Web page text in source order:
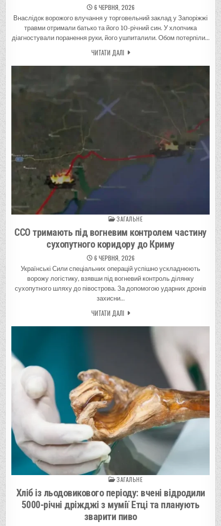
6 ЧЕРВНЯ, 2026
Внаслідок ворожого влучання у торговельний заклад у Запоріжжі
травми отримали батько та його 10-річний син. У хлопчика
діагностували поранення руки, його ушпиталили. Обом потерпіли…
ЧИТАТИ ДАЛІ
ЗАГАЛЬНЕ
ССО тримають під вогневим контролем частину
сухопутного коридору до Криму
6 ЧЕРВНЯ, 2026
Українські Сили спеціальних операцій успішно ускладнюють
ворожу логістику, взявши під вогневий контроль ділянку
сухопутного шляху до півострова. За допомогою ударних дронів
захисни…
ЧИТАТИ ДАЛІ
ЗАГАЛЬНЕ
Хліб із льодовикового періоду: вчені відродили
5000-річні дріжджі з мумії Етці та планують
зварити пиво